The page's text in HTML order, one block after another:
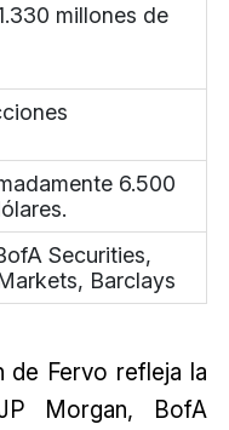
millones de
6.500
Securities,
Barclays
Fervo refleja la
Morgan, BofA